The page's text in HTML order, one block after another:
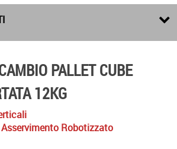
PALLET CUBE
12KG
Robotizzato